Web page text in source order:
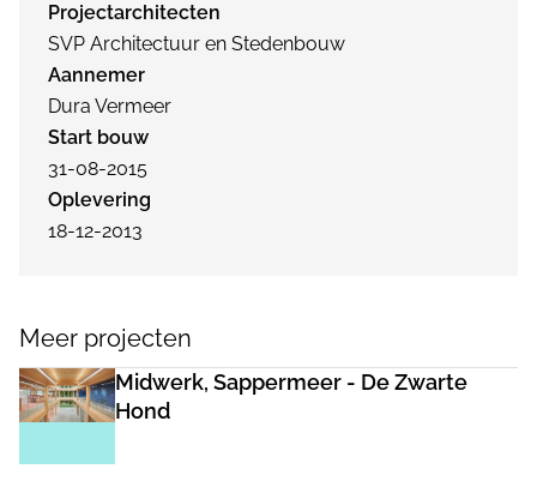
Projectarchitecten
SVP Architectuur en Stedenbouw
Aannemer
Dura Vermeer
Start bouw
31-08-2015
Oplevering
18-12-2013
Meer projecten
Midwerk, Sappermeer - De Zwarte
Hond